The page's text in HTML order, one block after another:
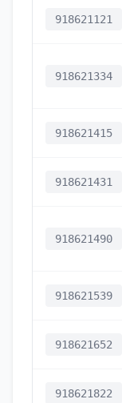
918621121
918621334
918621415
918621431
918621490
918621539
918621652
918621822